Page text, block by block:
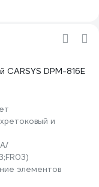
DPM-816E
и
элементов